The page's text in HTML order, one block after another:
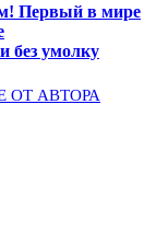
Первый в мире
без умолку
ОТ АВТОРА